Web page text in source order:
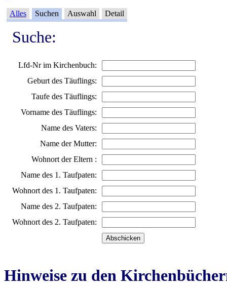
Alles Suchen Auswahl Detail
Suche:
Lfd-Nr im Kirchenbuch:
Geburt des Täuflings:
Taufe des Täuflings:
Vorname des Täuflings:
Name des Vaters:
Name der Mutter:
Wohnort der Eltern :
Name des 1. Taufpaten:
Wohnort des 1. Taufpaten:
Name des 2. Taufpaten:
Wohnort des 2. Taufpaten:
Hinweise zu den